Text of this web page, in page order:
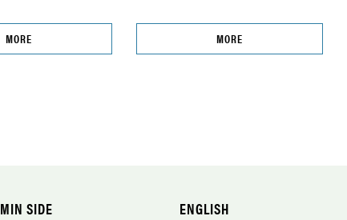
MORE MORE
MIN SIDE
ENGLISH